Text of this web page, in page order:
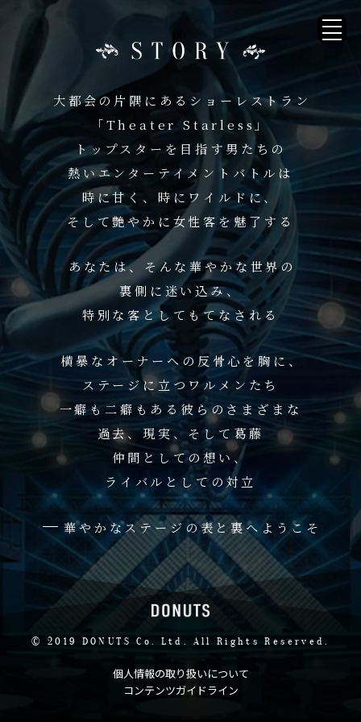
大都会の片隅にあるショーレストラン
「Theater Starless」
トップスターを目指す男たちの
熱いエンターテイメントバトルは
時に甘く、時にワイルドに、
そして艶やかに女性客を魅了する
あなたは、そんな華やかな世界の
裏側に迷い込み、
特別な客としてもてなされる
横暴なオーナーへの反骨心を胸に、
ステージに立つワルメンたち
一癖も二癖もある彼らのさまざまな
過去、現実、そして葛藤
仲間としての想い、
ライバルとしての対立
ー 華やかなステージの表と裏へようこそ
© 2019 DONUTS Co. Ltd. All Rights Reserved.
個人情報の取り扱いについて
コンテンツガイドライン